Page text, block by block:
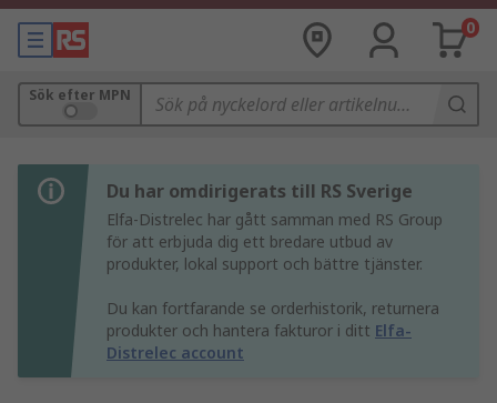
0
Sök efter MPN
Du har omdirigerats till RS Sverige
Elfa-Distrelec har gått samman med RS Group
för att erbjuda dig ett bredare utbud av
produkter, lokal support och bättre tjänster.
Du kan fortfarande se orderhistorik, returnera
produkter och hantera fakturor i ditt Elfa-
Distrelec account